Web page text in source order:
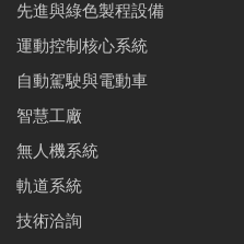
先進與綠色製程設備
運動控制核心系統
自動駕駛與電動車
智慧工廠
無人機系統
軌道系統
技術洽詢